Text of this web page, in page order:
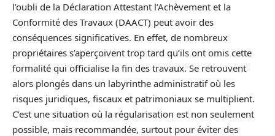
l’oubli de la Déclaration Attestant l’Achèvement et la
Conformité des Travaux (DAACT) peut avoir des
conséquences significatives. En effet, de nombreux
propriétaires s’aperçoivent trop tard qu’ils ont omis cette
formalité qui officialise la fin des travaux. Se retrouvent
alors plongés dans un labyrinthe administratif où les
risques juridiques, fiscaux et patrimoniaux se multiplient.
C’est une situation où la régularisation est non seulement
possible, mais recommandée, surtout pour éviter des